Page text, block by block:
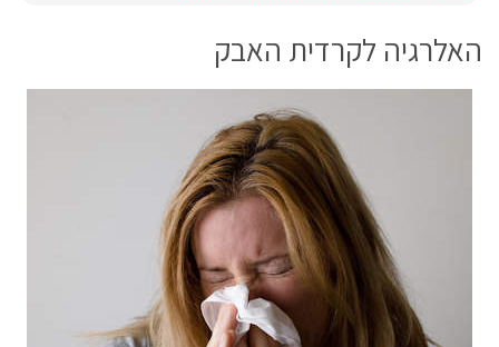
האלרגיה לקרדית האבק